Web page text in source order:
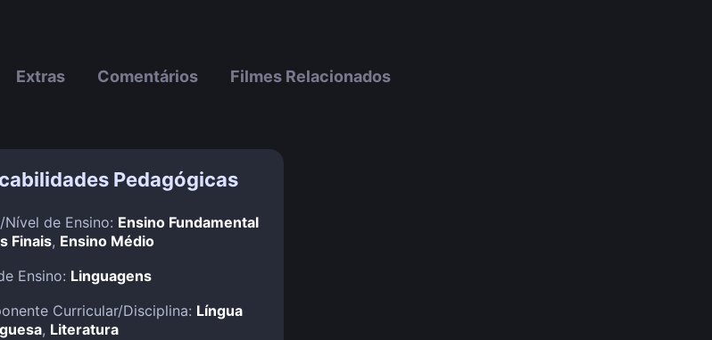
Extras Comentários Filmes Relacionados
Pedagógicas
Nível de Ensino: Ensino Fundamental
Finais, Ensino Médio
Ensino: Linguagens
Curricular/Disciplina: Língua
, Literatura